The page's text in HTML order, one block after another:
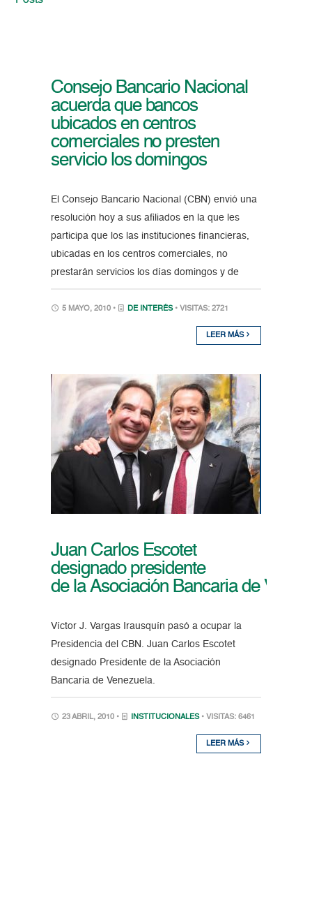
Consejo Bancario Nacional
acuerda que bancos
ubicados en centros
comerciales no presten
servicio los domingos
El Consejo Bancario Nacional (CBN) envió una
resolución hoy a sus afiliados en la que les
participa que los las instituciones financieras,
ubicadas en los centros comerciales, no
prestarán servicios los días domingos y de
5 MAYO, 2010 • DE INTERÉS • VISITAS: 2721
LEER MÁS
Juan Carlos Escotet
designado presidente
de la Asociación Bancaria de
Víctor J. Vargas Irausquín pasó a ocupar la
Presidencia del CBN. Juan Carlos Escotet
designado Presidente de la Asociación
Bancaria de Venezuela.
23 ABRIL, 2010 • INSTITUCIONALES • VISITAS: 6461
LEER MÁS